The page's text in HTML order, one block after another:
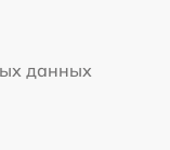
данных